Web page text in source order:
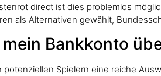
direct ist dies problemlos
als Alternativen gewählt,
Bankkonto
Spielern eine reiche